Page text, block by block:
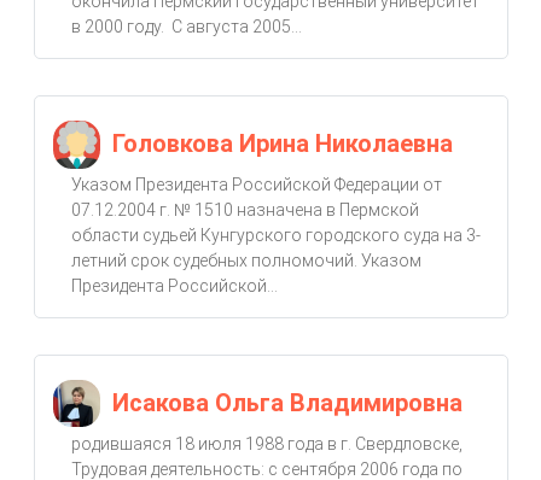
в 2000 году. С августа 2005...
Головкова Ирина Николаевна
Указом Президента Российской Федерации от
07.12.2004 г. № 1510 назначена в Пермской
области судьей Кунгурского городского суда на 3-
летний срок судебных полномочий. Указом
Президента Российской...
Исакова Ольга Владимировна
родившаяся 18 июля 1988 года в г. Свердловске,
Трудовая деятельность: с сентября 2006 года по